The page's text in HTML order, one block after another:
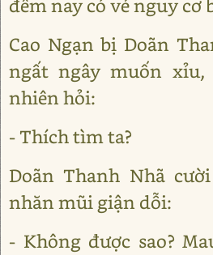
đêm nay có vẻ nguy cơ
Cao Ngạn bị Doãn
ngất ngây muốn xỉu,
nhiên hỏi:
- Thích tìm ta?
Doãn Thanh Nhã
nhăn mũi giận dỗi:
- Không được sao?